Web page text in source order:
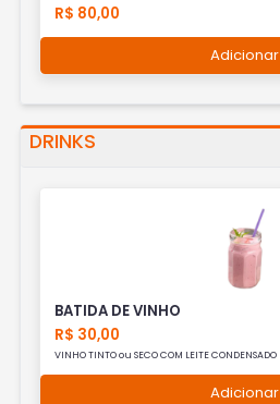
R$ 80,00
Adicionar
DRINKS
BATIDA DE VINHO
R$ 30,00
VINHO TINTO ou SECO COM LEITE CONDENSADO
Adicionar